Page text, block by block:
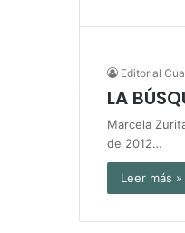
Editorial
LA
Marcela
de 2012…
Leer más »